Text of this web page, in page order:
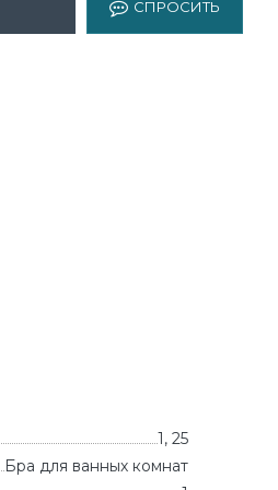
СПРОСИТЬ
1, 25
Бра для ванных комнат